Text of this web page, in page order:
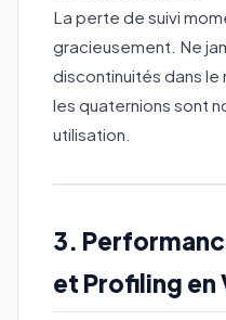
La perte de suivi
gracieusement. Ne
discontinuités dans le
les quaternions sont
utilisation.
3.
et Profiling en